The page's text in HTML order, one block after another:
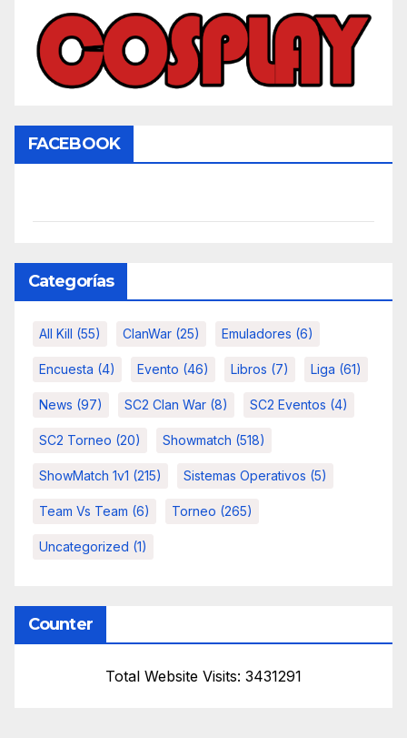
FACEBOOK
Categorías
All Kill (55) ClanWar (25) Emuladores (6)
Encuesta (4) Evento (46) Libros (7) Liga (61)
News (97) SC2 Clan War (8) SC2 Eventos (4)
SC2 Torneo (20) Showmatch (518)
ShowMatch 1v1 (215) Sistemas Operativos (5)
Team Vs Team (6) Torneo (265)
Uncategorized (1)
Counter
Total Website Visits: 3431291